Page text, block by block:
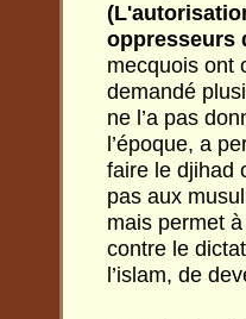
oppresseurs
mecquois ont
demandé
ne l’a pas
l’époque, a
faire le djihad
pas aux
mais permet
contre le
l’islam, de